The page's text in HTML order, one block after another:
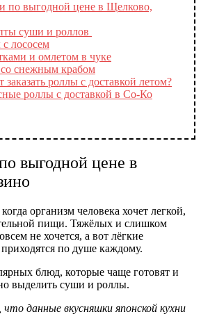
по выгодной цене в Щелково,
суши и роллов
лососем
и омлетом в чуке
снежным крабом
заказать роллы с доставкой летом?
роллы с доставкой в Со-Ко
выгодной цене в
организм человека хочет легкой,
пищи. Тяжёлых и слишком
не хочется, а вот лёгкие
по душе каждому.
блюд, которые чаще готовят и
выделить суши и роллы.
что данные вкусняшки японской кухни